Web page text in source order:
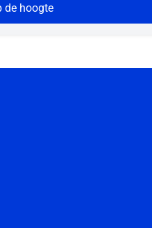
de hoogte